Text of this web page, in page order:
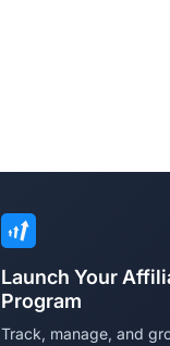
Launch Your
Program
Track, manage, and